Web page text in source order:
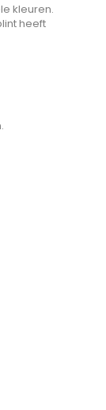
kleuren.
heeft